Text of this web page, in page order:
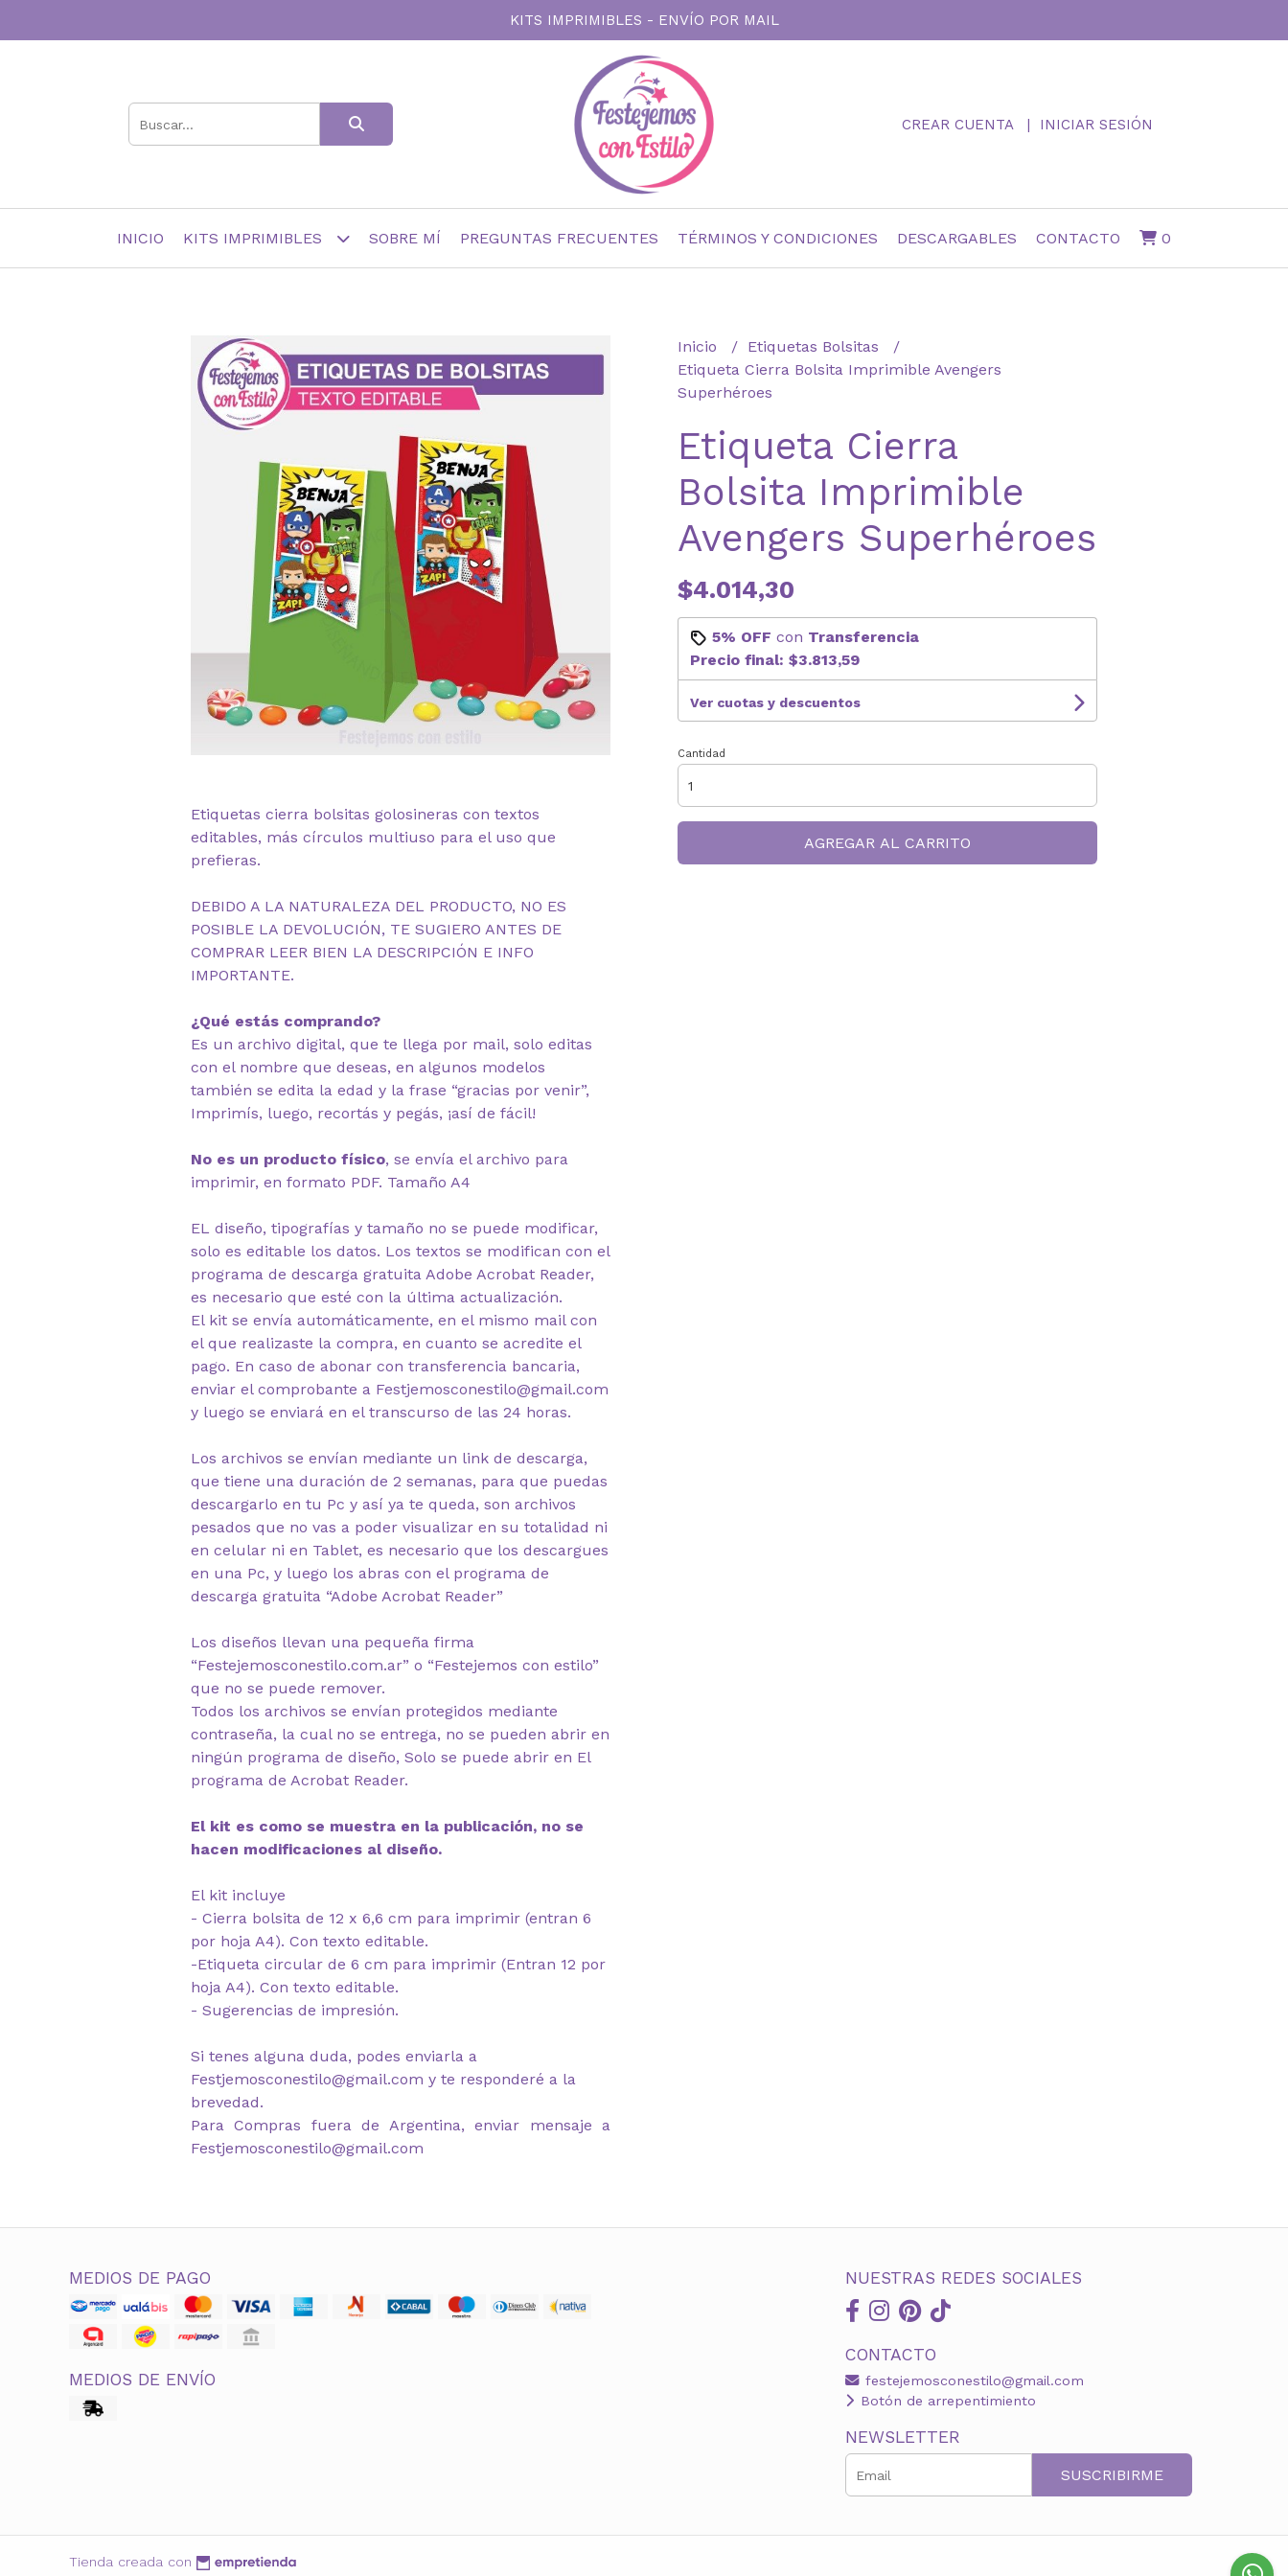
KITS IMPRIMIBLES - ENVÍO POR MAIL
CREAR CUENTA INICIAR SESIÓN
INICIO KITS IMPRIMIBLES SOBRE MÍ PREGUNTAS FRECUENTES TÉRMINOS Y CONDICIONES DESCARGABLES CONTACTO 0
Etiquetas cierra bolsitas golosineras con textos
editables, más círculos multiuso para el uso que
prefieras.
DEBIDO A LA NATURALEZA DEL PRODUCTO, NO ES
POSIBLE LA DEVOLUCIÓN, TE SUGIERO ANTES DE
COMPRAR LEER BIEN LA DESCRIPCIÓN E INFO
IMPORTANTE.
¿Qué estás comprando?
Es un archivo digital, que te llega por mail, solo editas
con el nombre que deseas, en algunos modelos
también se edita la edad y la frase “gracias por venir”,
Imprimís, luego, recortás y pegás, ¡así de fácil!
No es un producto físico, se envía el archivo para
imprimir, en formato PDF. Tamaño A4
EL diseño, tipografías y tamaño no se puede modificar,
solo es editable los datos. Los textos se modifican con el
programa de descarga gratuita Adobe Acrobat Reader,
es necesario que esté con la última actualización.
El kit se envía automáticamente, en el mismo mail con
el que realizaste la compra, en cuanto se acredite el
pago. En caso de abonar con transferencia bancaria,
enviar el comprobante a Festjemosconestilo@gmail.com
y luego se enviará en el transcurso de las 24 horas.
Los archivos se envían mediante un link de descarga,
que tiene una duración de 2 semanas, para que puedas
descargarlo en tu Pc y así ya te queda, son archivos
pesados que no vas a poder visualizar en su totalidad ni
en celular ni en Tablet, es necesario que los descargues
en una Pc, y luego los abras con el programa de
descarga gratuita “Adobe Acrobat Reader”
Los diseños llevan una pequeña firma
“Festejemosconestilo.com.ar” o “Festejemos con estilo”
que no se puede remover.
Todos los archivos se envían protegidos mediante
contraseña, la cual no se entrega, no se pueden abrir en
ningún programa de diseño, Solo se puede abrir en El
programa de Acrobat Reader.
El kit es como se muestra en la publicación, no se
hacen modificaciones al diseño.
El kit incluye
- Cierra bolsita de 12 x 6,6 cm para imprimir (entran 6
por hoja A4). Con texto editable.
-Etiqueta circular de 6 cm para imprimir (Entran 12 por
hoja A4). Con texto editable.
- Sugerencias de impresión.
Si tenes alguna duda, podes enviarla a
Festjemosconestilo@gmail.com y te responderé a la
brevedad.
Para Compras fuera de Argentina, enviar mensaje a
Festjemosconestilo@gmail.com
Inicio
Etiquetas Bolsitas
Etiqueta Cierra Bolsita Imprimible Avengers
Superhéroes
Etiqueta Cierra
Bolsita Imprimible
Avengers Superhéroes
$4.014,30
5% OFF con Transferencia
Precio final: $3.813,59
Ver cuotas y descuentos
Cantidad
AGREGAR AL CARRITO
MEDIOS DE PAGO
MEDIOS DE ENVÍO
NUESTRAS REDES SOCIALES
CONTACTO
festejemosconestilo@gmail.com
Botón de arrepentimiento
NEWSLETTER
SUSCRIBIRME
Tienda creada con